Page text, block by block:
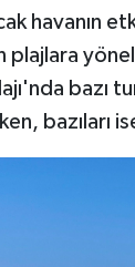
plajlara
bazı